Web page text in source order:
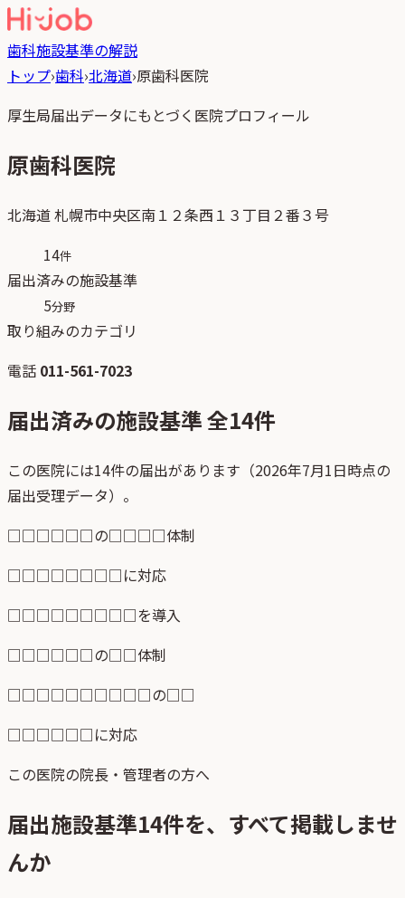
歯科施設基準の解説
トップ›歯科›北海道›原歯科医院
厚生局届出データにもとづく医院プロフィール
原歯科医院
北海道札幌市中央区南１２条西１３丁目２番３号
14件
届出済みの施設基準
5分野
取り組みのカテゴリ
電話 011-561-7023
届出済みの施設基準 全14件
この医院には14件の届出があります（2026年7月1日時点の
届出受理データ）。
□□□□□□の□□□□体制
□□□□□□□□に対応
□□□□□□□□□を導入
□□□□□□の□□体制
□□□□□□□□□□の□□
□□□□□□に対応
この医院の院長・管理者の方へ
届出施設基準14件を、すべて掲載しませ
んか